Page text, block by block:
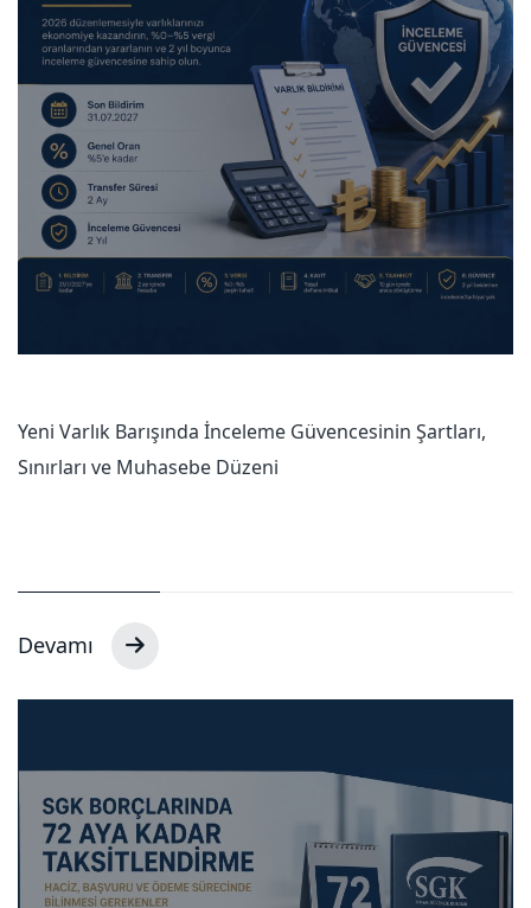
Yeni Varlık Barışında İnceleme Güvencesinin Şartları,
Sınırları ve Muhasebe Düzeni
Devamı